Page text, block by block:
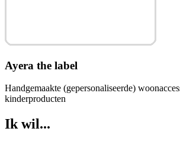
Ayera the label
Handgemaakte (gepersonaliseerde)
kinderproducten
Ik wil...